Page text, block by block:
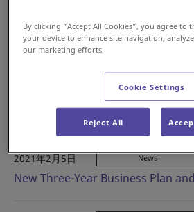
2021年10月25日 News
New Corporate Website
Daifuku Revises its Management
2021年2月5日 News
New Three-Year Business Plan
By clicking “Accept All Cookies”, you agree to
your device to enhance site navigation,
our marketing efforts.
Cookie Settings
Reject All